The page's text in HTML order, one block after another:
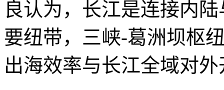
良认为，长江是连接内
要纽带，三峡-葛洲坝枢
出海效率与长江全域对